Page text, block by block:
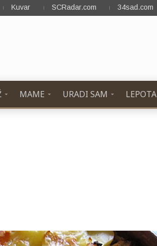
Kuvar SCRadar.com 34sad.com
MAME URADI SAM LEPOTA